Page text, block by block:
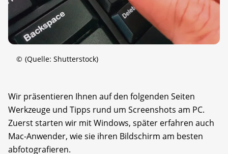
© (Quelle: Shutterstock)
Wir präsentieren Ihnen auf den folgenden Seiten
Werkzeuge und Tipps rund um Screenshots am PC.
Zuerst starten wir mit Windows, später erfahren auch
Mac-Anwender, wie sie ihren Bildschirm am besten
abfotografieren.